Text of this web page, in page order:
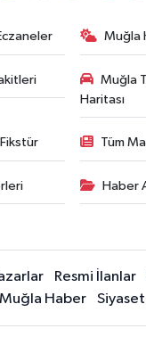
Muğla
Muğla
Haritası
Tüm
Haber
Resmi İlanlar
Muğla Haber
Siyaset